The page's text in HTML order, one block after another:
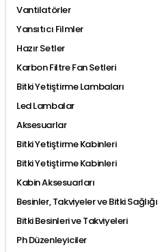
Vantilatörler
Yansıtıcı Filmler
Hazır Setler
Karbon Filtre Fan Setleri
Bitki Yetiştirme Lambaları
Led Lambalar
Aksesuarlar
Bitki Yetiştirme Kabinleri
Bitki Yetiştirme Kabinleri
Kabin Aksesuarları
Besinler, Takviyeler ve Bitki Sağlığı
Bitki Besinleri ve Takviyeleri
Ph Düzenleyiciler